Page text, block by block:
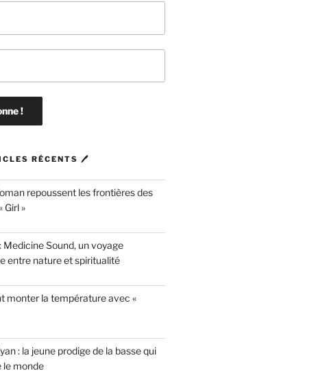
RÉCENTS 🖊
repoussent les frontières des
Girl »
Medicine Sound, un voyage
entre nature et spiritualité
monter la température avec «
: la jeune prodige de la basse qui
le monde